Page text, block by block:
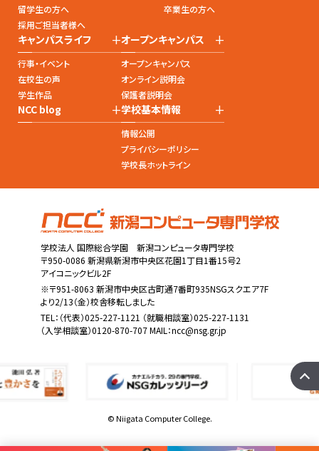
留学生の方へ
卒業生の方へ
採用ご担当者様へ
キャンパスライフ +
行事・イベント
在校生の声
学生作品
オープンキャンパス +
オープンキャンパス
オンライン説明会
保護者説明会
NCC blog +学校基本情報 +
情報公開
プライバシーポリシー
学校長ホットライン
学校法人 国際総合学園 新潟コンピュータ専門学校
〒950-0086 新潟県新潟市中央区花園1丁目1番15号2
アイコニックビル2F
※〒951-8063 新潟市中央区古町通7番町935NSGスクエア7F
より2/13（金）校舎移転しました
TEL： （代表）025-227-1121 （就職相談室）025-227-1131
（入学相談室）0120-870-707 MAIL：ncc@nsg.gr.jp
© Niigata Computer College.